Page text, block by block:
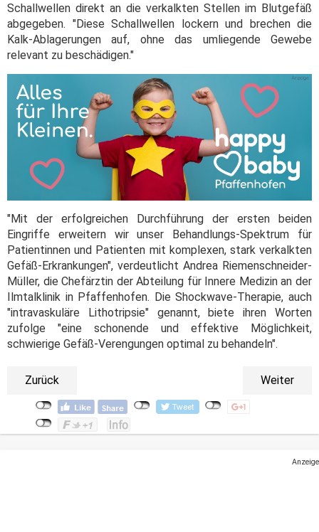
Schallwellen direkt an die verkalkten Stellen im Blutgefäß
abgegeben. "Diese Schallwellen lockern und brechen die
Kalk-Ablagerungen auf, ohne das umliegende Gewebe
relevant zu beschädigen."
"Mit der erfolgreichen Durchführung der ersten beiden
Eingriffe erweitern wir unser Behandlungs-Spektrum für
Patientinnen und Patienten mit komplexen, stark verkalkten
Gefäß-Erkrankungen", verdeutlicht Andrea Riemenschneider-
Müller, die Chefärztin der Abteilung für Innere Medizin an der
Ilmtalklinik in Pfaffenhofen. Die Shockwave-Therapie, auch
"intravaskuläre Lithotripsie" genannt, biete ihren Worten
zufolge "eine schonende und effektive Möglichkeit,
schwierige Gefäß-Verengungen optimal zu behandeln".
Zurück Weiter
Anzeige